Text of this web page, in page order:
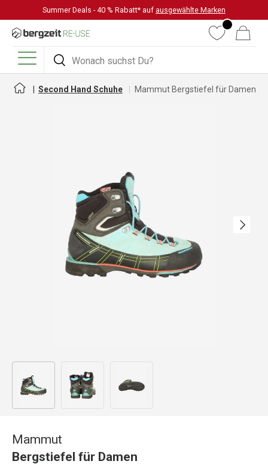
DIREKT ZUM INHALT
Summer Deals - 40 % Rabatt* auf ausgewählte Marken
Suchen
Suchen
WunschlisteWarenkorb
Menü
Second Hand Schuhe Mammut Bergstiefel für Damen
Nächste
Bild 1 in Galerieansicht laden
Mammut
Bergstiefel für Damen